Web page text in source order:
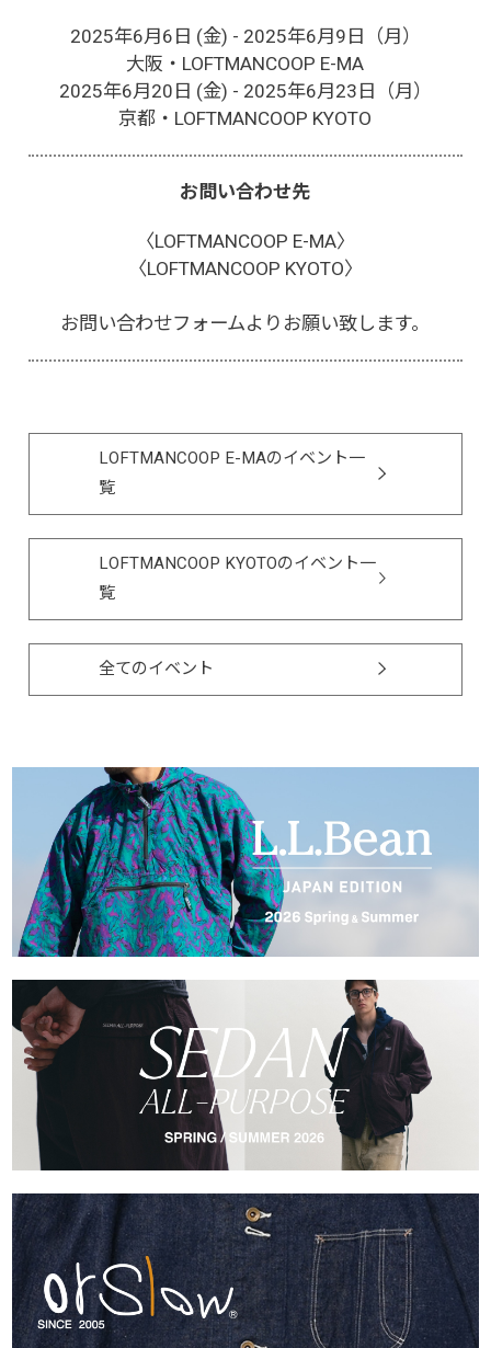
2025年6月6日 (金) - 2025年6月9日（月）
大阪・LOFTMANCOOP E-MA
2025年6月20日 (金) - 2025年6月23日（月）
京都・LOFTMANCOOP KYOTO
お問い合わせ先
〈LOFTMANCOOP E-MA〉
〈LOFTMANCOOP KYOTO〉
お問い合わせフォームよりお願い致します。
LOFTMANCOOP E-MAのイベント一
覧
LOFTMANCOOP KYOTOのイベント一
覧
全てのイベント